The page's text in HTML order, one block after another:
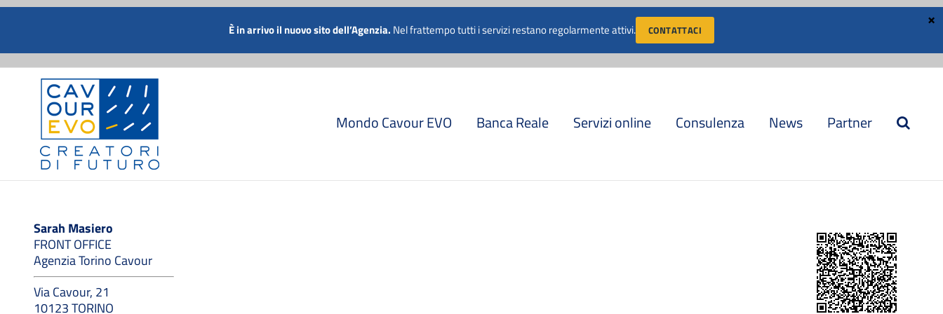
Salta
CHIAMACI SUBITO AL NUMERO 011 5741811 AREA CLIENTI
Mondo Cavour EVO Banca Reale Servizi online Consulenza News Partner
Sarah Masiero
FRONT OFFICE
Agenzia Torino Cavour
Via Cavour, 21
10123 TORINO
È in arrivo il nuovo sito dell’Agenzia. Nel frattempo tutti i servizi restano regolarmente attivi. CONTATTACI